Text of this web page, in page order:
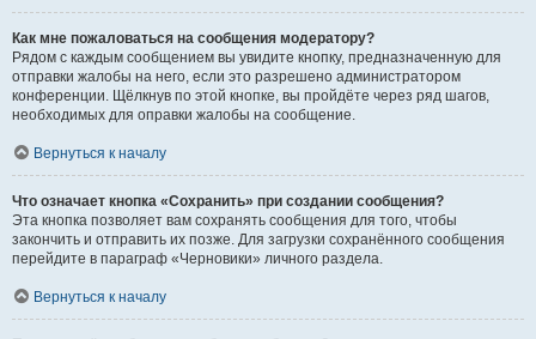
Как мне пожаловаться на сообщения модератору?
Рядом с каждым сообщением вы увидите кнопку, предназначенную для
отправки жалобы на него, если это разрешено администратором
конференции. Щёлкнув по этой кнопке, вы пройдёте через ряд шагов,
необходимых для оправки жалобы на сообщение.
Вернуться к началу
Что означает кнопка «Сохранить» при создании сообщения?
Эта кнопка позволяет вам сохранять сообщения для того, чтобы
закончить и отправить их позже. Для загрузки сохранённого сообщения
перейдите в параграф «Черновики» личного раздела.
Вернуться к началу